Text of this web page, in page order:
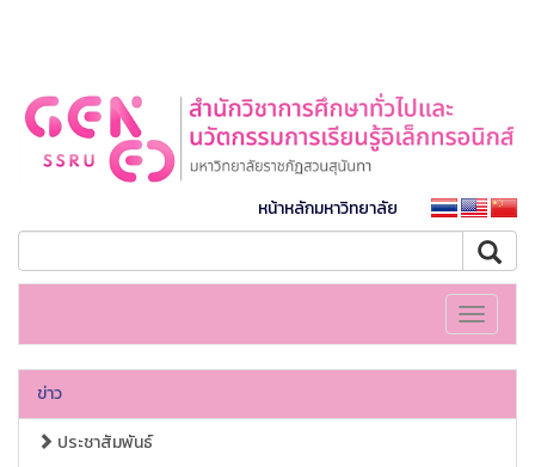
หน้าหลักมหาวิทยาลัย
Toggle
ข่าว
ประชาสัมพันธ์